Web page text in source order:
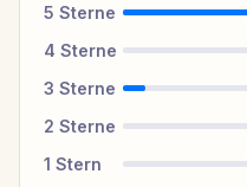
5 Sterne
4 Sterne
3 Sterne
2 Sterne
1 Stern